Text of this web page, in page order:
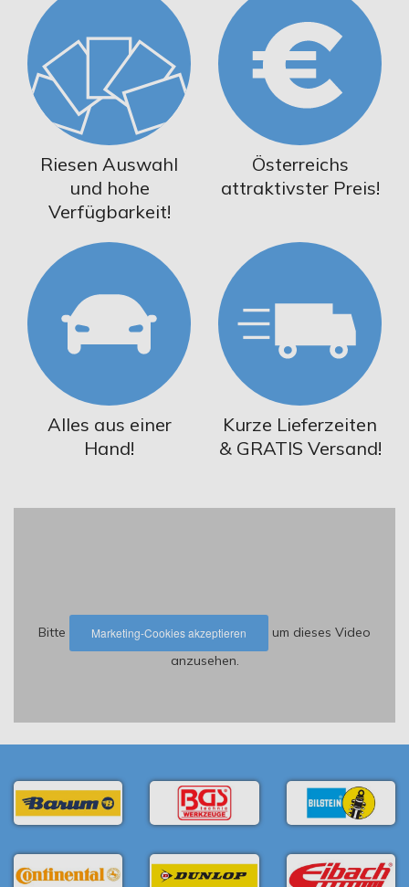
Riesen Auswahl
und hohe
Verfügbarkeit!
Österreichs
attraktivster Preis!
Alles aus einer
Hand!
Kurze Lieferzeiten
& GRATIS Versand!
Bitte Marketing-Cookies akzeptieren
um dieses Video
anzusehen.